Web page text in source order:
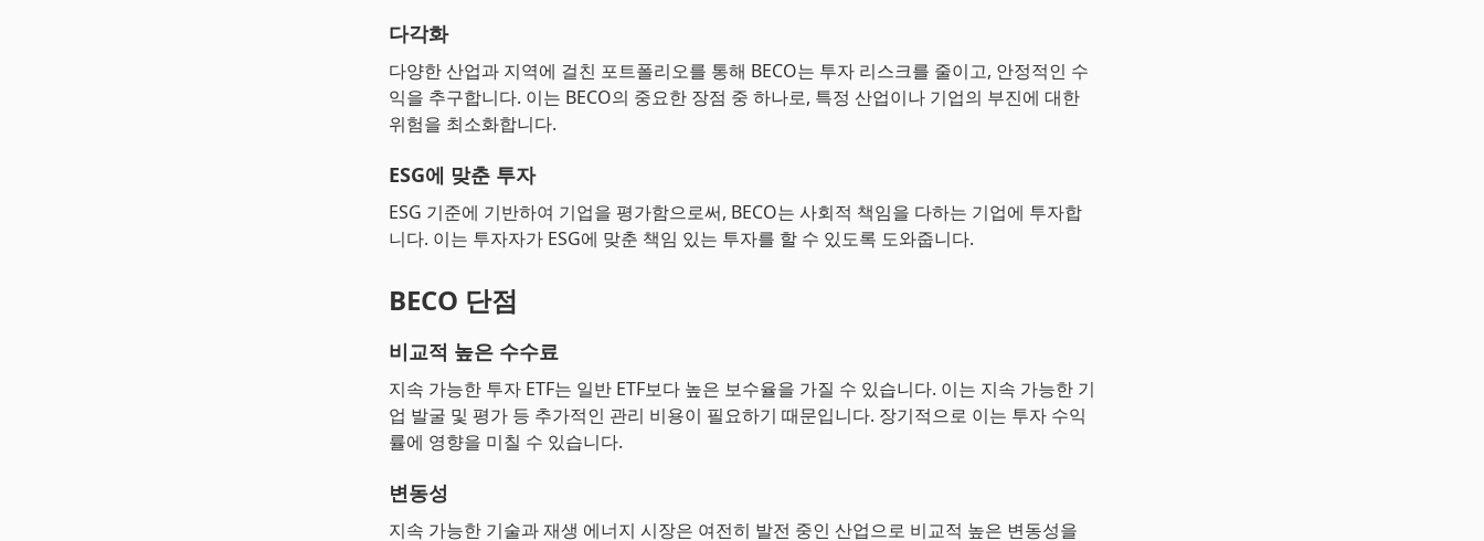
다각화
다양한 산업과 지역에 걸친 포트폴리오를 통해 BECO는 투자 리스크를 줄이고, 안정적인 수
익을 추구합니다. 이는 BECO의 중요한 장점 중 하나로, 특정 산업이나 기업의 부진에 대한
위험을 최소화합니다.
ESG에 맞춘 투자
ESG 기준에 기반하여 기업을 평가함으로써, BECO는 사회적 책임을 다하는 기업에 투자합
니다. 이는 투자자가 ESG에 맞춘 책임 있는 투자를 할 수 있도록 도와줍니다.
BECO 단점
비교적 높은 수수료
지속 가능한 투자 ETF는 일반 ETF보다 높은 보수율을 가질 수 있습니다. 이는 지속 가능한 기
업 발굴 및 평가 등 추가적인 관리 비용이 필요하기 때문입니다. 장기적으로 이는 투자 수익
률에 영향을 미칠 수 있습니다.
변동성
지속 가능한 기술과 재생 에너지 시장은 여전히 발전 중인 산업으로 비교적 높은 변동성을